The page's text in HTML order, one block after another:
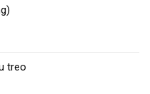
treo